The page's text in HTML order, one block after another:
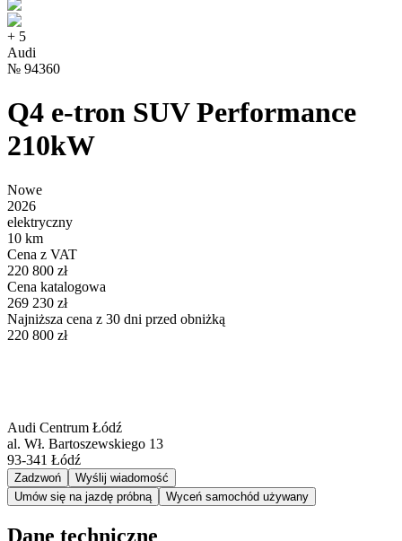
+ 5
Audi
№ 94360
Q4 e-tron SUV Performance
210kW
Nowe
2026
elektryczny
10 km
Cena z VAT
220 800 zł
Cena katalogowa
269 230 zł
Najniższa cena z 30 dni przed obniżką
220 800 zł
Audi Centrum Łódź
al. Wł. Bartoszewskiego 13
93-341 Łódź
Zadzwoń
Wyślij wiadomość
Umów się na jazdę próbną
Wyceń samochód używany
Dane techniczne